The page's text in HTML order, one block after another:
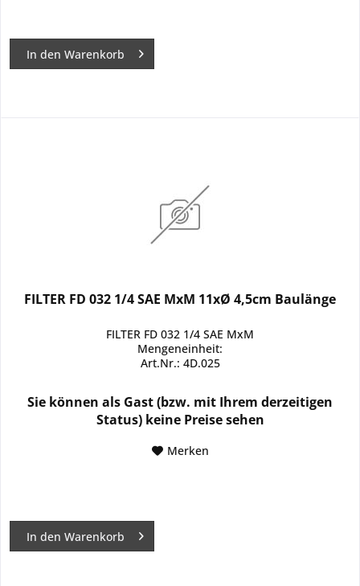
In den Warenkorb
FILTER FD 032 1/4 SAE MxM 11xØ 4,5cm Baulänge
FILTER FD 032 1/4 SAE MxM
Mengeneinheit:
Art.Nr.: 4D.025
Sie können als Gast (bzw. mit Ihrem derzeitigen
Status) keine Preise sehen
Merken
In den Warenkorb